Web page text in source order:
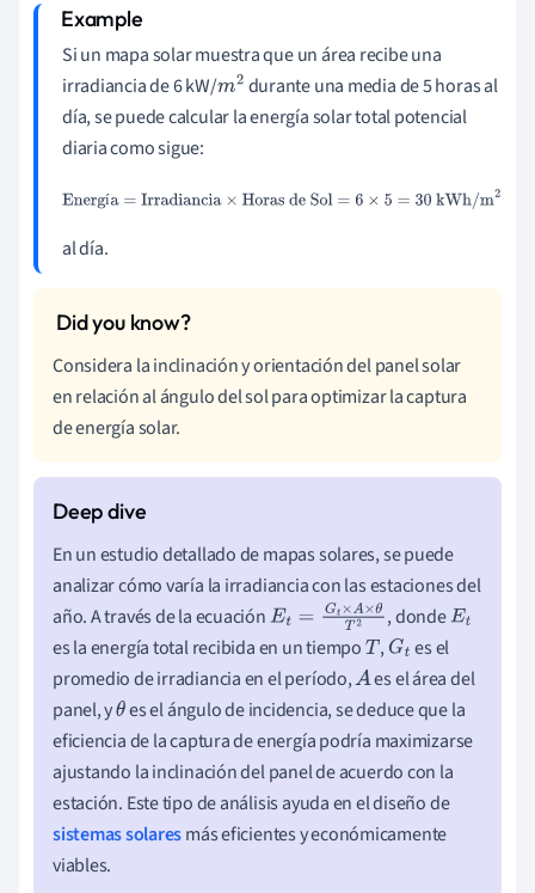
Si un mapa solar muestra que un área recibe una
irradiancia de 6 kW/m2 durante una media de 5 horas al
día, se puede calcular la energía solar total potencial
diaria como sigue:
í
Energía=Irradiancia ×Horas de Sol= 6 ×5 =30 kWh/m2
al día.
Considera la inclinación y orientación del panel solar
en relación al ángulo del sol para optimizar la captura
de energía solar.
En un estudio detallado de mapas solares, se puede
analizar cómo varía la irradiancia con las estaciones del
año. A través de la ecuaciónEt= Gt× A×θT2 , dondeEt
es la energía total recibida en un tiempoT , Gt es el
promedio de irradiancia en el período,A es el área del
panel, yθes el ángulo de incidencia, se deduce que la
eficiencia de la captura de energía podría maximizarse
ajustando la inclinación del panel de acuerdo con la
estación. Este tipo de análisis ayuda en el diseño de
sistemas solaresmás eficientes y económicamente
viables.